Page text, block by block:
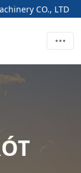
CO., LTD